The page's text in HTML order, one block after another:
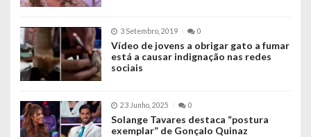
3 Setembro, 2019 0
Vídeo de jovens a obrigar gato a fumar
está a causar indignação nas redes
sociais
23 Junho, 2025 0
Solange Tavares destaca “postura
exemplar” de Gonçalo Quinaz